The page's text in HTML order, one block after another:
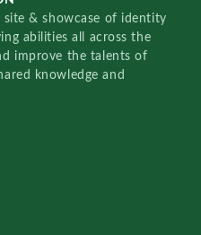
site & showcase of identity
abilities all across the
improve the talents of
knowledge and